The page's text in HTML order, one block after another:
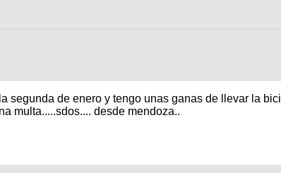
segunda de enero y tengo unas ganas de llevar la bici
multa.....sdos.... desde mendoza..